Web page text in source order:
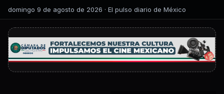
domingo 9 de agosto de 2026 · El pulso diario de México